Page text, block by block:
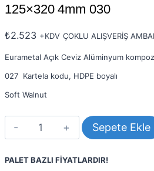
125×320 4mm 030
₺2.523 +KDV ÇOKLU ALIŞVERİŞ
Eurametal Açık Ceviz Alüminyum
027 Kartela kodu, HDPE boyalı
Soft Walnut
Açık
Kompozit
Panel
Sepete Ekle
PALET BAZLI FİYATLARDIR!